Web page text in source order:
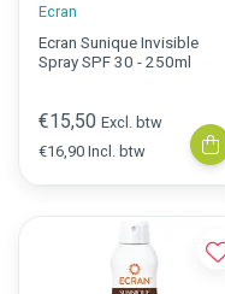
Ecran
Ecran Sunique Invisible
Spray SPF 30 - 250ml
€15,50 Excl. btw
€16,90 Incl. btw